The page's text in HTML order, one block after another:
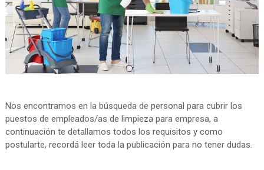
Nos encontramos en la búsqueda de personal para cubrir los
puestos de empleados/as de limpieza para empresa, a
continuación te detallamos todos los requisitos y como
postularte, recordá leer toda la publicación para no tener dudas.